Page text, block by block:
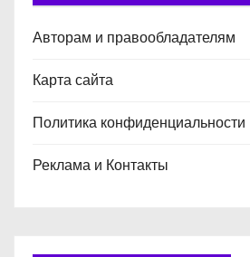
Авторам и правообладателям
Карта сайта
Политика конфиденциальности
Реклама и Контакты